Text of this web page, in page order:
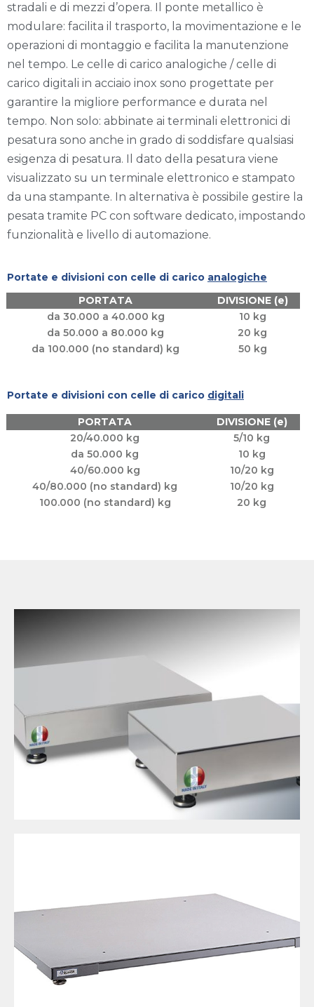
stradali e di mezzi d’opera. Il ponte metallico è
modulare: facilita il trasporto, la movimentazione e le
operazioni di montaggio e facilita la manutenzione
nel tempo. Le celle di carico analogiche / celle di
carico digitali in acciaio inox sono progettate per
garantire la migliore performance e durata nel
tempo. Non solo: abbinate ai terminali elettronici di
pesatura sono anche in grado di soddisfare qualsiasi
esigenza di pesatura. Il dato della pesatura viene
visualizzato su un terminale elettronico e stampato
da una stampante. In alternativa è possibile gestire la
pesata tramite PC con software dedicato, impostando
funzionalità e livello di automazione.
Portate e divisioni con celle di carico analogiche
PORTATA
DIVISIONE (e)
da 30.000 a 40.000 kg
10 kg
da 50.000 a 80.000 kg
20 kg
da 100.000 (no standard) kg
50 kg
Portate e divisioni con celle di carico digitali
PORTATA
DIVISIONE (e)
20/40.000 kg
5/10 kg
da 50.000 kg
10 kg
40/60.000 kg
10/20 kg
40/80.000 (no standard) kg
10/20 kg
100.000 (no standard) kg
20 kg